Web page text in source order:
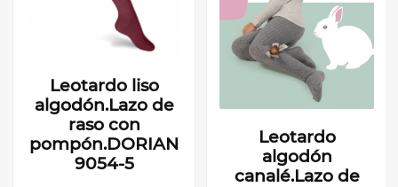
Leotardo liso
algodón.Lazo de
raso con
pompón.DORIAN
9054-5
Leotardo
algodón
canalé.Lazo de